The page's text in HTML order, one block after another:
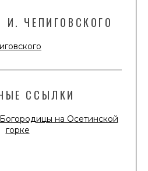
И. ЧЕПИГОВСКОГО
ССЫЛКИ